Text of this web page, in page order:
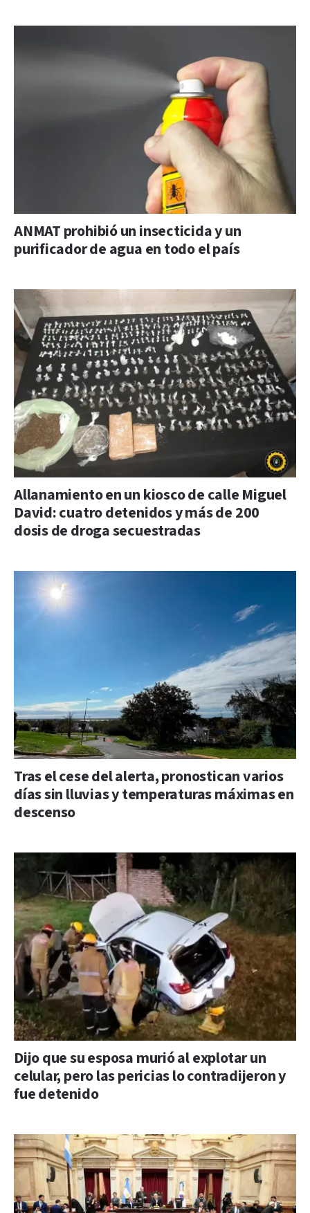
ANMAT prohibió un insecticida y un
purificador de agua en todo el país
Allanamiento en un kiosco de calle Miguel
David: cuatro detenidos y más de 200
dosis de droga secuestradas
Tras el cese del alerta, pronostican varios
días sin lluvias y temperaturas máximas en
descenso
Dijo que su esposa murió al explotar un
celular, pero las pericias lo contradijeron y
fue detenido